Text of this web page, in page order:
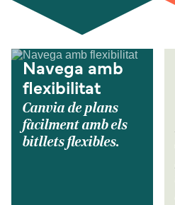
Navega amb
flexibilitat
Canvia de plans
fàcilment amb els
bitllets flexibles.